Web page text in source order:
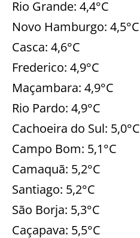
Rio Grande: 4,4°C
Novo Hamburgo: 4,5°C
Casca: 4,6°C
Frederico: 4,9°C
Maçambara: 4,9°C
Rio Pardo: 4,9°C
Cachoeira do Sul: 5,0°C
Campo Bom: 5,1°C
Camaquã: 5,2°C
Santiago: 5,2°C
São Borja: 5,3°C
Caçapava: 5,5°C